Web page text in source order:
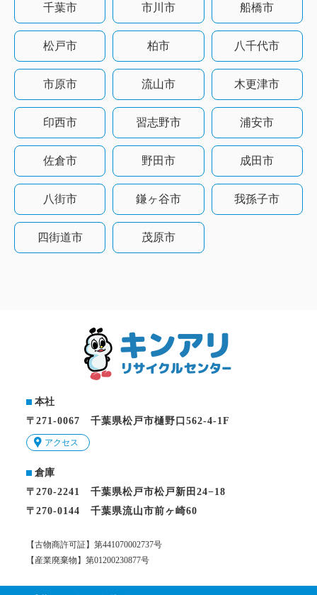
千葉市 市川市 船橋市
松戸市 柏市 八千代市
市原市 流山市 木更津市
印西市 習志野市 浦安市
佐倉市 野田市 成田市
八街市 鎌ヶ谷市 我孫子市
四街道市 茂原市
本社
〒271-0067 千葉県松戸市樋野口562-4-1F
アクセス
倉庫
〒270-2241 千葉県松戸市松戸新田24−18
〒270-0144 千葉県流山市前ヶ崎60
【古物商許可証】第441070002737号
【産業廃棄物】第01200230877号